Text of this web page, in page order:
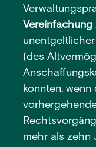
Vereinfachung
(des
konnten,
mehr als zehn